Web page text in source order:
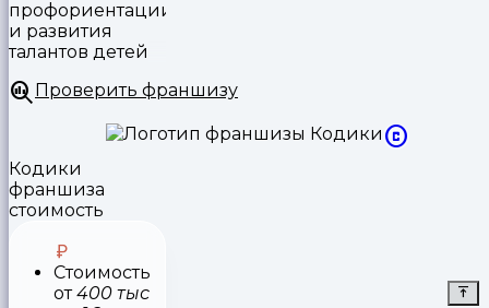
профориентации
и развития
талантов детей
Проверить франшизу
Кодики
франшиза
стоимость
Стоимость
от400 тыс